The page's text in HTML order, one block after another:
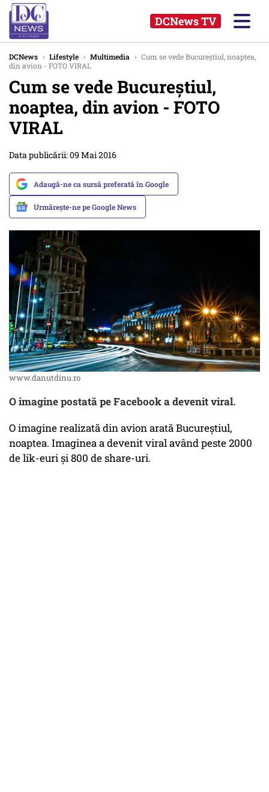
DCNews TV
DCNews › Lifestyle › Multimedia › Cum se vede Bucureștiul, noaptea,
din avion - FOTO VIRAL
Cum se vede Bucureștiul,
noaptea, din avion - FOTO
VIRAL
Data publicării: 09 Mai 2016
Adaugă-ne ca sursă preferată în Google
Urmărește-ne pe Google News
www.danutdinu.ro
O imagine postată pe Facebook a devenit viral.
O imagine realizată din avion arată Bucureștiul,
noaptea. Imaginea a devenit viral având peste 2000
de lik-euri și 800 de share-uri.